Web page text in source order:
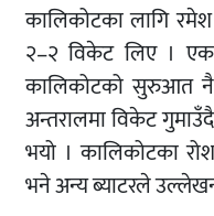
कालिकोटका लागि
२–२ विकेट लिए ।
कालिकोटको सुरुआत नै
अन्तरालमा विकेट
भयो । कालिकोटका
भने अन्य ब्याटरले